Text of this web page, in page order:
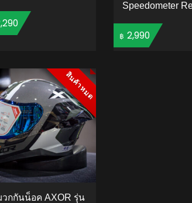
Speedometer
฿ 2,990
สินค้าหมด
สินค้าหมด
กกันน็อค AXOR รุ่น